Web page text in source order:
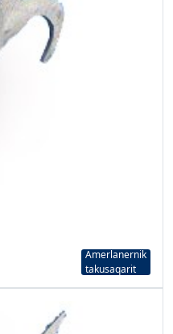
Amerlanernik
takusaqarit